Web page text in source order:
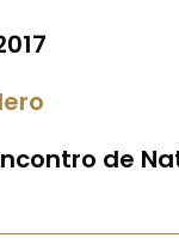
de